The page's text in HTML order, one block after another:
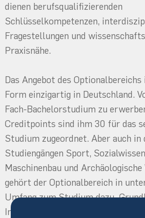
dienen berufsqualifizierenden
Schlüsselkompetenzen,
Fragestellungen und
Praxisnähe.
Das Angebot des
Form einzigartig in Deutschland.
Fach-Bachelorstudium zu
Creditpoints sind ihm 30 für das
Studium zugeordnet. Aber auch in
Studiengängen Sport,
Maschinenbau und
gehört der Optionalbereich in
Umfang zum Studium dazu.
Informationen entnehmen Sie bitte